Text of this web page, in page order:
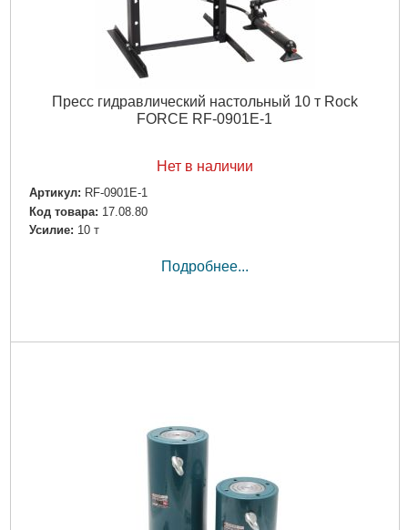
Пресc гидравлический настольный 10 т Rock
FORCE RF-0901E-1
Нет в наличии
Артикул: RF-0901E-1
Код товара: 17.08.80
Усилие: 10 т
Подробнее...